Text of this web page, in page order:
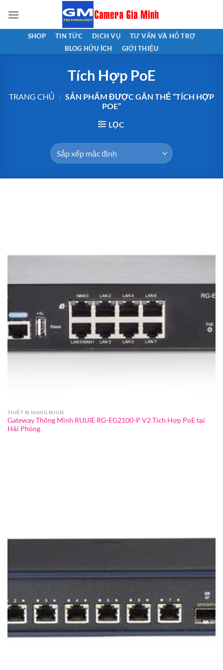
qua
nội
SHOP TIN TỨC DỊCH VỤ
TƯ VẤN VÀ HỖ TRỢ
BLOG HỮU ÍCH
GIỚI THIỆU
Tích Hợp PoE
TRANG CHỦ / SẢN PHẨM ĐƯỢC GẮN THẺ “TÍCH HỢP
POE”
LỌC
THIẾT BỊ MẠNG RUIJIE
Gateway Thông Minh RUIJIE RG-EG2100-P V2 Tích Hợp PoE tại
Hải Phòng